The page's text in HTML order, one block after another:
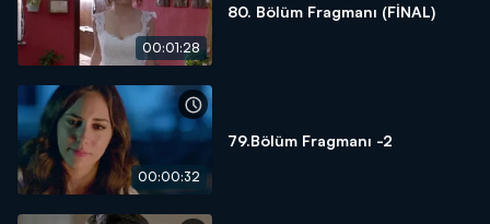
00:01:28
80. Bölüm Fragmanı (FİNAL)
00:00:32
79.Bölüm Fragmanı -2